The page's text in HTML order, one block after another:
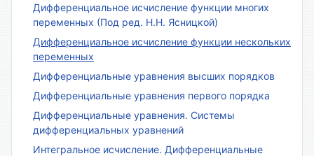
Дифференциальное исчисление функции многих
переменных (Под ред. Н.Н. Ясницкой)
Дифференциальное исчисление функции нескольких
переменных
Дифференциальные уравнения высших порядков
Дифференциальные уравнения первого порядка
Дифференциальные уравнения. Системы
дифференциальных уравнений
Интегральное исчисление. Дифференциальные